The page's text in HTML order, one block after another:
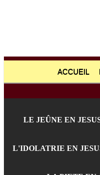
ACCUEIL
LE JEÛNE EN
L'IDOLATRIE EN